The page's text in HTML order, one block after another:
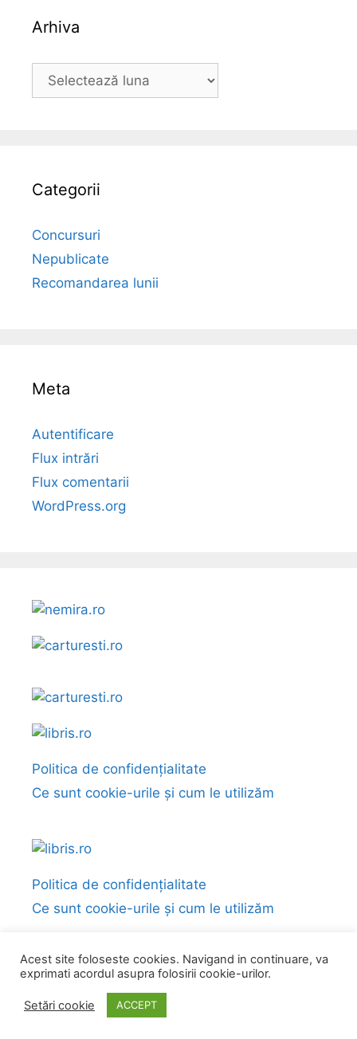
Arhiva
Arhiva
Categorii
Concursuri
Nepublicate
Recomandarea lunii
Meta
Autentificare
Flux intrări
Flux comentarii
WordPress.org
Politica de confidențialitate
Ce sunt cookie-urile și cum le utilizăm
Politica de confidențialitate
Ce sunt cookie-urile și cum le utilizăm
© 2026 Fragmente și citate din cărți• Construit cu
GeneratePress
Acest site foloseste cookies. Navigand in continuare, va
exprimati acordul asupra folosirii cookie-urilor.
Setări cookie ACCEPT